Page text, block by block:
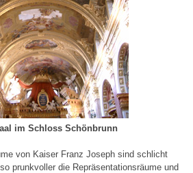
im Schloss Schönbrunn
von Kaiser Franz Joseph sind schlicht
prunkvoller die Repräsentationsräume und